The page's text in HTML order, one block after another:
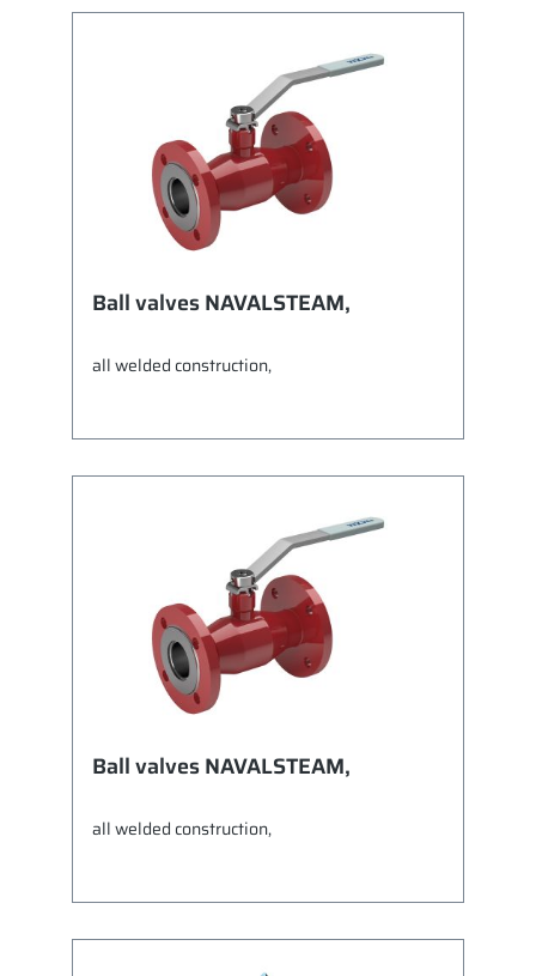
mit Hahnschlüssel Temperatur max. -20°C bis
Ball valves NAVALSTEAM,
all welded construction,
Ball valves NAVALSTEAM,
all welded construction,